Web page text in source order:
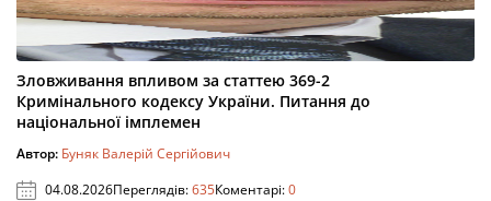
Зловживання впливом за статтею 369-2
Кримінального кодексу України. Питання до
національної імплемен
Автор: Буняк Валерій Сергійович
04.08.2026Переглядів:635Коментарі:0